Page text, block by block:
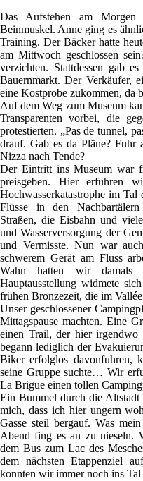
Das Aufstehen am
Beinmuskel. Anne ging es
Training. Der Bäcker hatte
am Mittwoch geschlossen
verzichten. Stattdessen gab
Bauernmarkt. Der Verkäufer,
eine Kostprobe zukommen, da
Auf dem Weg zum Museum
Transparenten vorbei, die
protestierten. „Pas de tunnel,
drauf. Gab es da Pläne? Fuhr
Nizza nach Tende?
Der Eintritt ins Museum war
preisgeben. Hier erfuhren
Hochwasserkatastrophe im
Flüsse in den Nachbartälern
Straßen, die Eisbahn und
und Wasserversorgung der
und Vermisste. Nun war
schwerem Gerät am Fluss
Wahn hatten wir damals
Hauptausstellung widmete
frühen Bronzezeit, die im
Unser geschlossener
Mittagspause machten. Eine
einen Trail, der hier
begann lediglich der
Biker erfolglos davonfuhren,
seine Gruppe suchte… Wir
La Brigue einen tollen
Ein Bummel durch die Altstadt
mich, dass ich hier ungern
Gasse steil bergauf. Was
Abend fing es an zu nieseln.
dem Bus zum Lac des
dem nächsten Etappenziel
konnten wir immer noch ins Tal